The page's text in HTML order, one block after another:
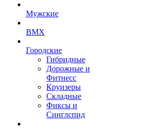
Мужские
BMX
Городские
Гибридные
Дорожные и
Фитнесс
Круизеры
Складные
Фиксы и
Синглспид